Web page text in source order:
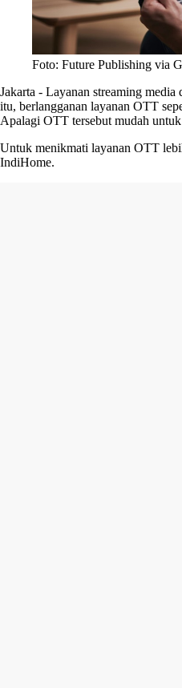
Foto: Future Publishing via
Jakarta - Layanan streaming media
itu, berlangganan layanan OTT
Apalagi OTT tersebut mudah
Untuk menikmati layanan OTT
IndiHome.